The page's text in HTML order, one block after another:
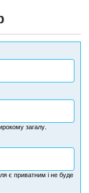
загалу.
є приватним і не буде